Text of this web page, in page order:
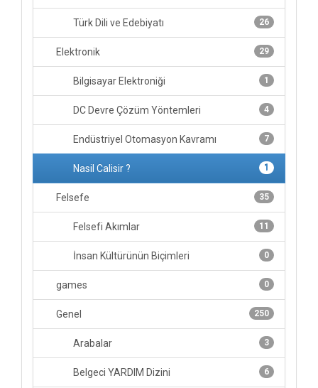
26
Türk Dili ve Edebiyatı
29
Elektronik
1
Bilgisayar Elektroniği
4
DC Devre Çözüm Yöntemleri
7
Endüstriyel Otomasyon Kavramı
1
Nasil Calisir ?
35
Felsefe
11
Felsefi Akımlar
0
İnsan Kültürünün Biçimleri
0
games
250
Genel
3
Arabalar
6
Belgeci YARDIM Dizini